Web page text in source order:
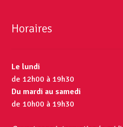
Horaires
Le lundi
de 12h00 à 19h30
Du mardi au samedi
de 10h00 à 19h30